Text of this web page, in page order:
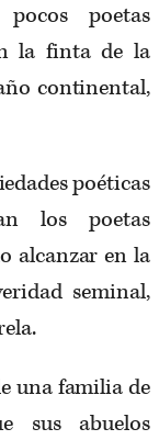
poetas
la finta de la
continental,
poéticas
los poetas
alcanzar en la
seminal,
una familia de
sus abuelos